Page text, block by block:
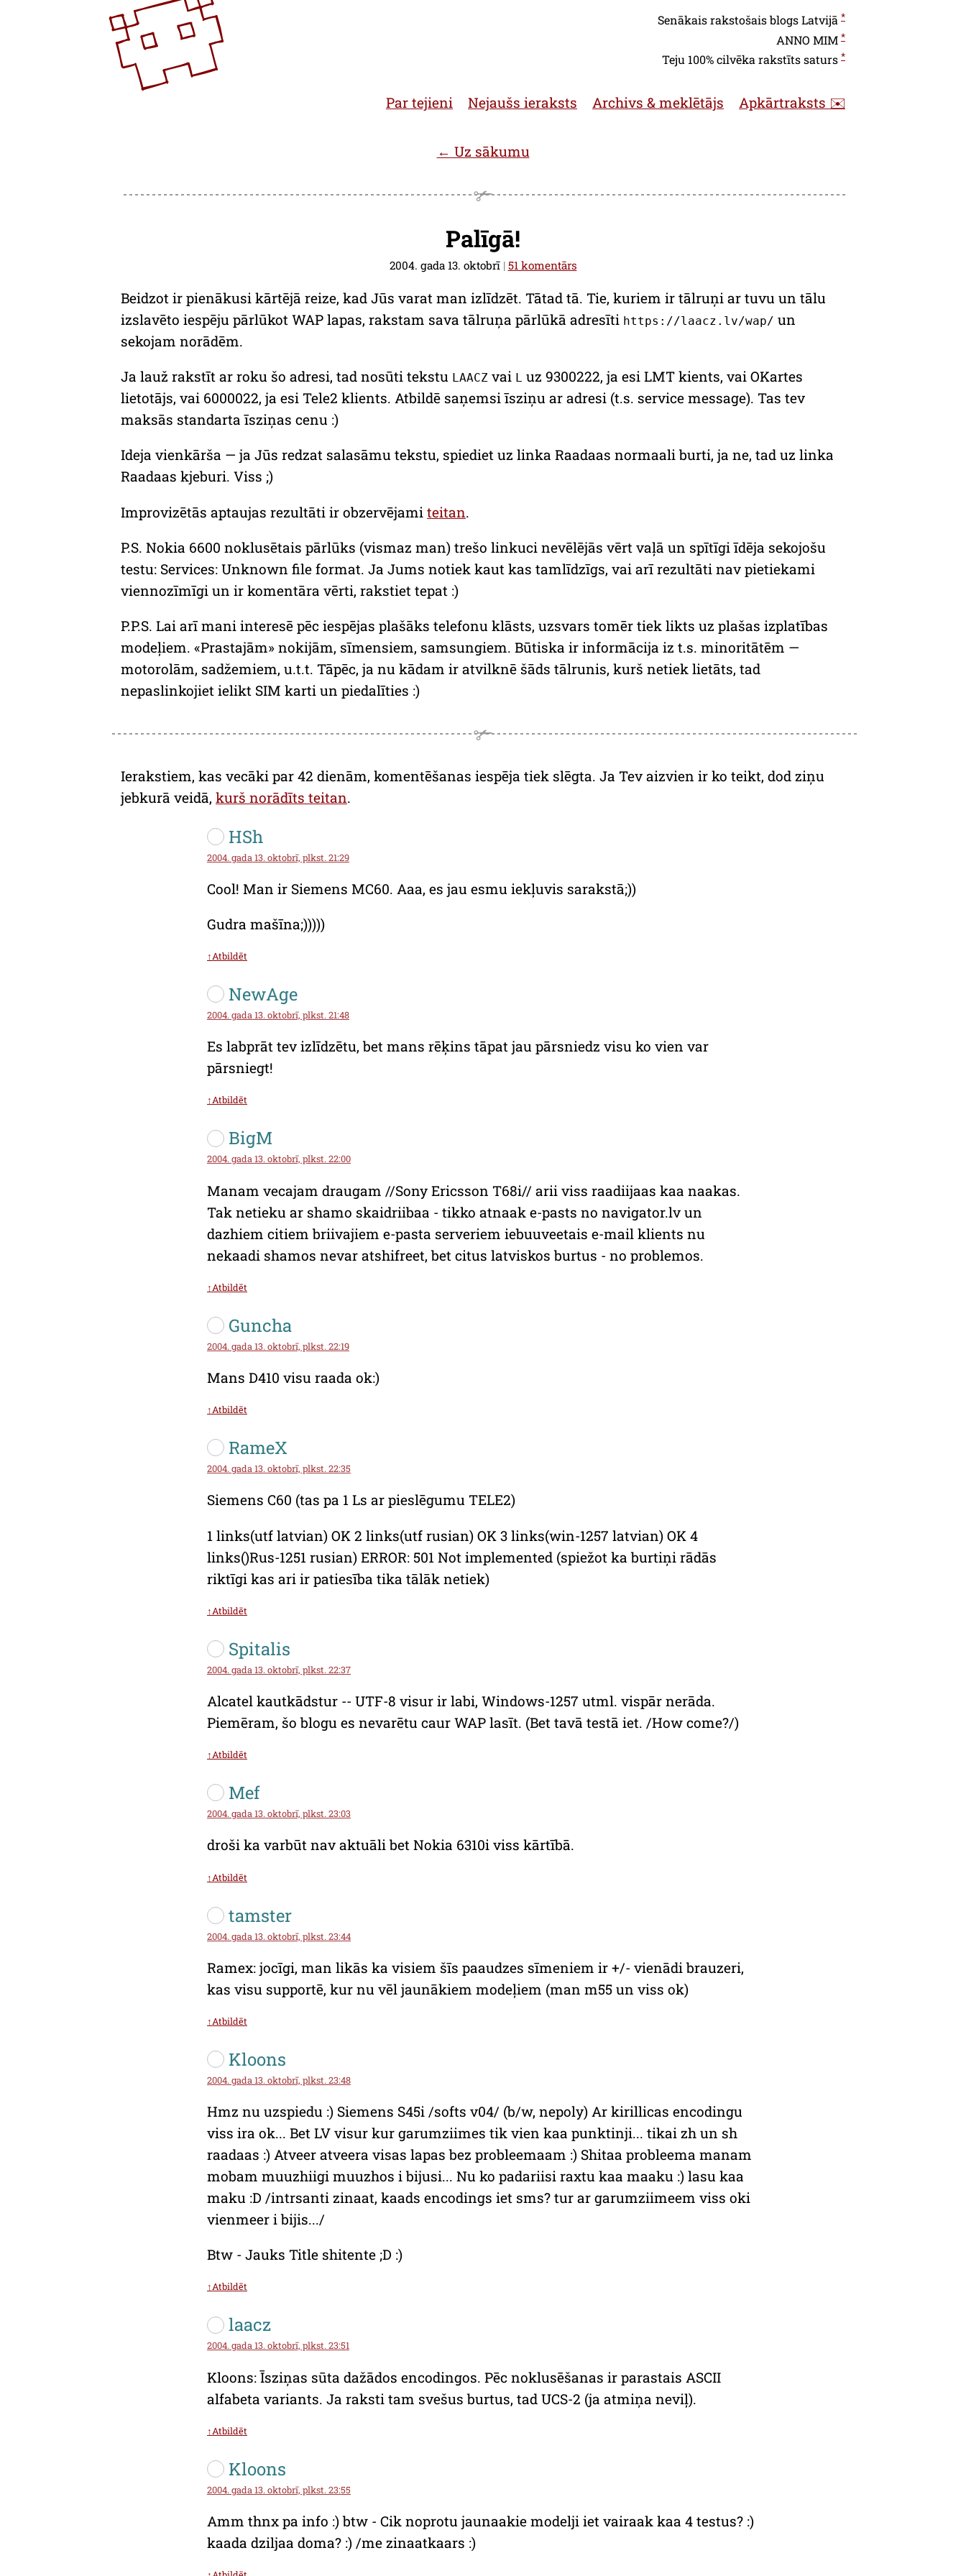
Senākais rakstošais blogs Latvijā *
ANNO MIM *
Teju 100% cilvēka rakstīts saturs *
Par tejieni Nejaušs ieraksts Archivs & meklētājs Apkārtraksts ✉️
← Uz sākumu
Palīgā!
2004. gada 13. oktobrī | 51 komentārs
Beidzot ir pienākusi kārtējā reize, kad Jūs varat man izlīdzēt. Tātad tā. Tie, kuriem ir tālruņi ar tuvu un tālu
izslavēto iespēju pārlūkot WAP lapas, rakstam sava tālruņa pārlūkā adresīti https://laacz.lv/wap/ un
sekojam norādēm.
Ja lauž rakstīt ar roku šo adresi, tad nosūti tekstu LAACZ vai L uz 9300222, ja esi LMT kients, vai OKartes
lietotājs, vai 6000022, ja esi Tele2 klients. Atbildē saņemsi īsziņu ar adresi (t.s. service message). Tas tev
maksās standarta īsziņas cenu :)
Ideja vienkārša — ja Jūs redzat salasāmu tekstu, spiediet uz linka Raadaas normaali burti, ja ne, tad uz linka
Raadaas kjeburi. Viss ;)
Improvizētās aptaujas rezultāti ir obzervējami teitan.
P.S. Nokia 6600 noklusētais pārlūks (vismaz man) trešo linkuci nevēlējās vērt vaļā un spītīgi īdēja sekojošu
testu: Services: Unknown file format. Ja Jums notiek kaut kas tamlīdzīgs, vai arī rezultāti nav pietiekami
viennozīmīgi un ir komentāra vērti, rakstiet tepat :)
P.P.S. Lai arī mani interesē pēc iespējas plašāks telefonu klāsts, uzsvars tomēr tiek likts uz plašas izplatības
modeļiem. «Prastajām» nokijām, sīmensiem, samsungiem. Būtiska ir informācija iz t.s. minoritātēm —
motorolām, sadžemiem, u.t.t. Tāpēc, ja nu kādam ir atvilknē šāds tālrunis, kurš netiek lietāts, tad
nepaslinkojiet ielikt SIM karti un piedalīties :)
Ierakstiem, kas vecāki par 42 dienām, komentēšanas iespēja tiek slēgta. Ja Tev aizvien ir ko teikt, dod ziņu
jebkurā veidā, kurš norādīts teitan.
HSh
2004. gada 13. oktobrī, plkst. 21:29
Cool! Man ir Siemens MC60. Aaa, es jau esmu iekļuvis sarakstā;))
Gudra mašīna;)))))
↑Atbildēt
NewAge
2004. gada 13. oktobrī, plkst. 21:48
Es labprāt tev izlīdzētu, bet mans rēķins tāpat jau pārsniedz visu ko vien var
pārsniegt!
↑Atbildēt
BigM
2004. gada 13. oktobrī, plkst. 22:00
Manam vecajam draugam //Sony Ericsson T68i// arii viss raadiijaas kaa naakas.
Tak netieku ar shamo skaidriibaa - tikko atnaak e-pasts no navigator.lv un
dazhiem citiem briivajiem e-pasta serveriem iebuuveetais e-mail klients nu
nekaadi shamos nevar atshifreet, bet citus latviskos burtus - no problemos.
↑Atbildēt
Guncha
2004. gada 13. oktobrī, plkst. 22:19
Mans D410 visu raada ok:)
↑Atbildēt
RameX
2004. gada 13. oktobrī, plkst. 22:35
Siemens C60 (tas pa 1 Ls ar pieslēgumu TELE2)
1 links(utf latvian) OK 2 links(utf rusian) OK 3 links(win-1257 latvian) OK 4
links()Rus-1251 rusian) ERROR: 501 Not implemented (spiežot ka burtiņi rādās
riktīgi kas ari ir patiesība tika tālāk netiek)
↑Atbildēt
Spitalis
2004. gada 13. oktobrī, plkst. 22:37
Alcatel kautkādstur -- UTF-8 visur ir labi, Windows-1257 utml. vispār nerāda.
Piemēram, šo blogu es nevarētu caur WAP lasīt. (Bet tavā testā iet. /How come?/)
↑Atbildēt
Mef
2004. gada 13. oktobrī, plkst. 23:03
droši ka varbūt nav aktuāli bet Nokia 6310i viss kārtībā.
↑Atbildēt
tamster
2004. gada 13. oktobrī, plkst. 23:44
Ramex: jocīgi, man likās ka visiem šīs paaudzes sīmeniem ir +/- vienādi brauzeri,
kas visu supportē, kur nu vēl jaunākiem modeļiem (man m55 un viss ok)
↑Atbildēt
Kloons
2004. gada 13. oktobrī, plkst. 23:48
Hmz nu uzspiedu :) Siemens S45i /softs v04/ (b/w, nepoly) Ar kirillicas encodingu
viss ira ok... Bet LV visur kur garumziimes tik vien kaa punktinji... tikai zh un sh
raadaas :) Atveer atveera visas lapas bez probleemaam :) Shitaa probleema manam
mobam muuzhiigi muuzhos i bijusi... Nu ko padariisi raxtu kaa maaku :) lasu kaa
maku :D /intrsanti zinaat, kaads encodings iet sms? tur ar garumziimeem viss oki
vienmeer i bijis.../
Btw - Jauks Title shitente ;D :)
↑Atbildēt
laacz
2004. gada 13. oktobrī, plkst. 23:51
Kloons: Īsziņas sūta dažādos encodingos. Pēc noklusēšanas ir parastais ASCII
alfabeta variants. Ja raksti tam svešus burtus, tad UCS-2 (ja atmiņa neviļ).
↑Atbildēt
Kloons
2004. gada 13. oktobrī, plkst. 23:55
Amm thnx pa info :) btw - Cik noprotu jaunaakie modelji iet vairaak kaa 4 testus? :)
kaada dziljaa doma? :) /me zinaatkaars :)